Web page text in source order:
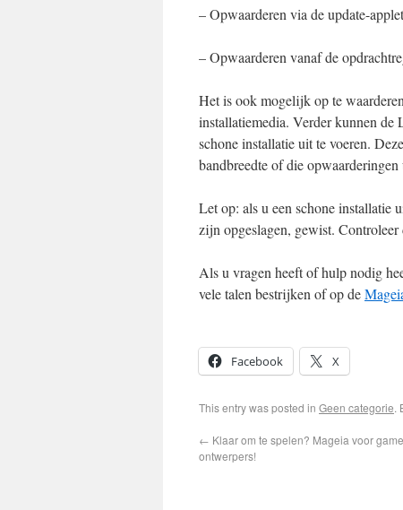
– Opwaarderen via de update-
– Opwaarderen vanaf de
Het is ook mogelijk op te
installatiemedia. Verder kunnen de
schone installatie uit te voeren.
bandbreedte of die
Let op: als u een schone installatie
zijn opgeslagen, gewist.
Als u vragen heeft of hulp nodig
vele talen bestrijken of op de
Facebook X
This entry was posted in Geen categorie.
← Klaar om te spelen? Mageia voor
ontwerpers!